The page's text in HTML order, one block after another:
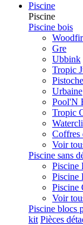
Piscine
Piscine
Piscine bois
Gre
Ubbink
Tropic
Pistoche
Urbaine
Pool'N
Tropic
Coffres
Voir
Piscine sans
Piscine
Piscine
Piscine
Voir
Piscine blocs
kit Pièces